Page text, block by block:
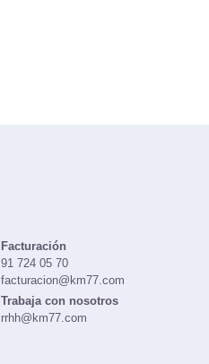
Facturación
91 724 05 70
facturacion@km77.com
Trabaja con nosotros
rrhh@km77.com